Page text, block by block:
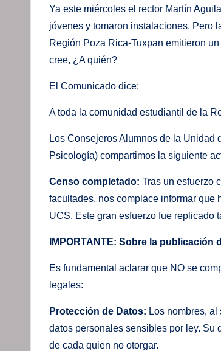
Ya este miércoles el rector Martín
jóvenes y tomaron instalaciones. Pero
Región Poza Rica-Tuxpan emitieron
cree, ¿A quién?
El Comunicado dice:
A toda la comunidad estudiantil de la
Los Consejeros Alumnos de la
Psicología) compartimos la siguiente
Censo completado: Tras un esfuerzo
facultades, nos complace informar que
UCS. Este gran esfuerzo fue replicado
IMPORTANTE: Sobre la publicación
Es fundamental aclarar que NO se
legales:
Protección de Datos: Los nombres,
datos personales sensibles por ley. Su
de cada quien no otorgar.